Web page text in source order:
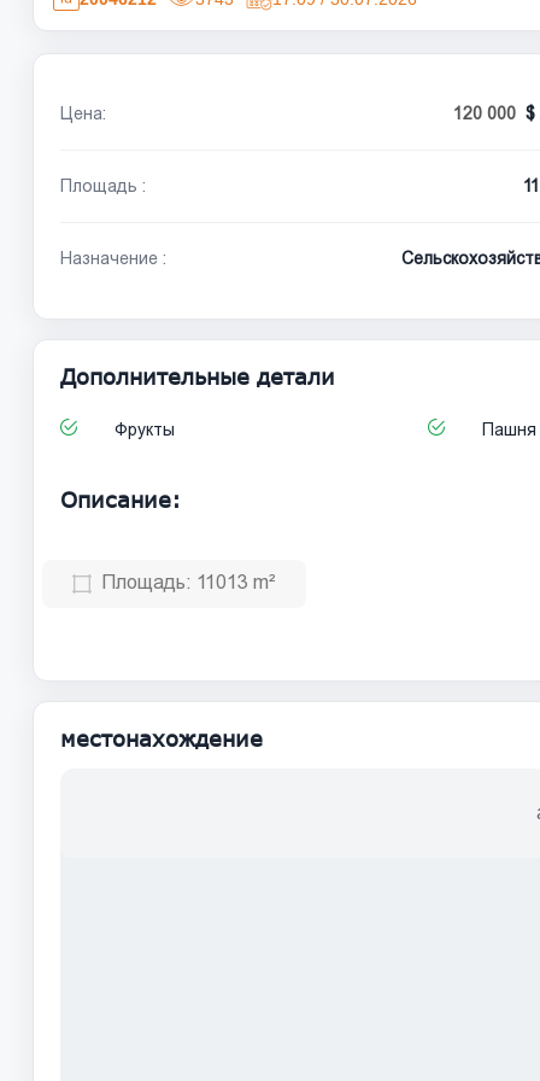
Цена: 120 000
Площадь :
Назначение :
Дополнительные детали
Фрукты Пашня
Описание:
Площадь: 11013 m²
местонахождение